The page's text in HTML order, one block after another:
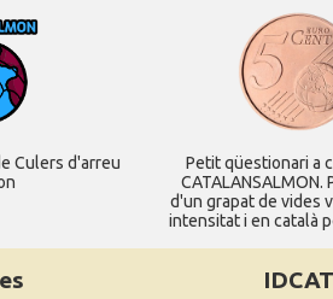
Consolat general a Perpinyà
Consolat general a Strasbourg
Consolat general a Toulouse
Ambaixada espanyola a França
Culers d'arreu
Petit qüestionari a
CATALANSALMON.
d'un grapat de vides
intensitat i en català
IDCAT